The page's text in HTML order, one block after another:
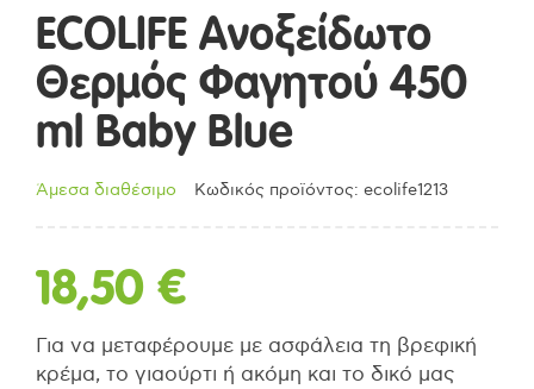
ECOLIFE Ανοξείδωτο
Θερμός Φαγητού 450
ml Baby Blue
Άμεσα διαθέσιμο Κωδικός προϊόντος: ecolife1213
18,50 €
Για να μεταφέρουμε με ασφάλεια τη βρεφική
κρέμα, το γιαούρτι ή ακόμη και το δικό μας